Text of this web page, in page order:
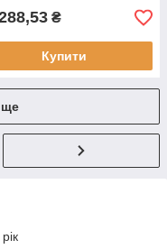
₴
Купити
ще